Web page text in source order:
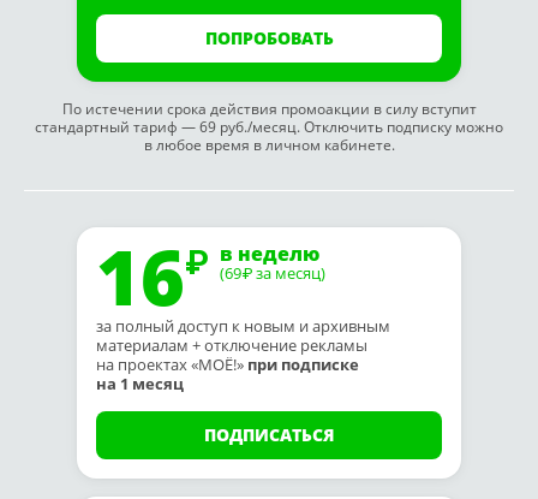
ПОПРОБОВАТЬ
По истечении срока действия промоакции в силу вступит
стандартный тариф — 69 руб./месяц. Отключить подписку можно
в любое время в личном кабинете.
16 в неделю
(69₽ за месяц)
за полный доступ к новым и архивным
материалам + отключение рекламы
на проектах «МОЁ!» при подписке
на 1 месяц
ПОДПИСАТЬСЯ